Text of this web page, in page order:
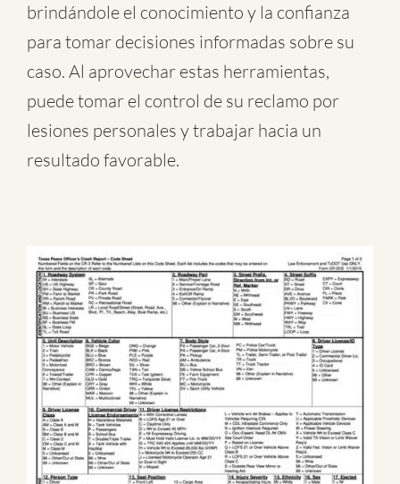
brindándole el conocimiento y la confianza
para tomar decisiones informadas sobre su
caso. Al aprovechar estas herramientas,
puede tomar el control de su reclamo por
lesiones personales y trabajar hacia un
resultado favorable.